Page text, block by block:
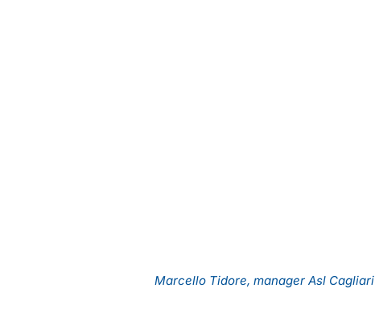
Marcello Tidore, manager Asl Cagliari